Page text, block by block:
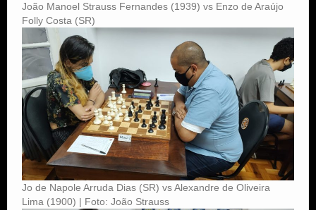
João Manoel Strauss Fernandes (1939) vs Enzo de Araújo
Folly Costa (SR)
Jo de Napole Arruda Dias (SR) vs Alexandre de Oliveira
Lima (1900) | Foto: João Strauss